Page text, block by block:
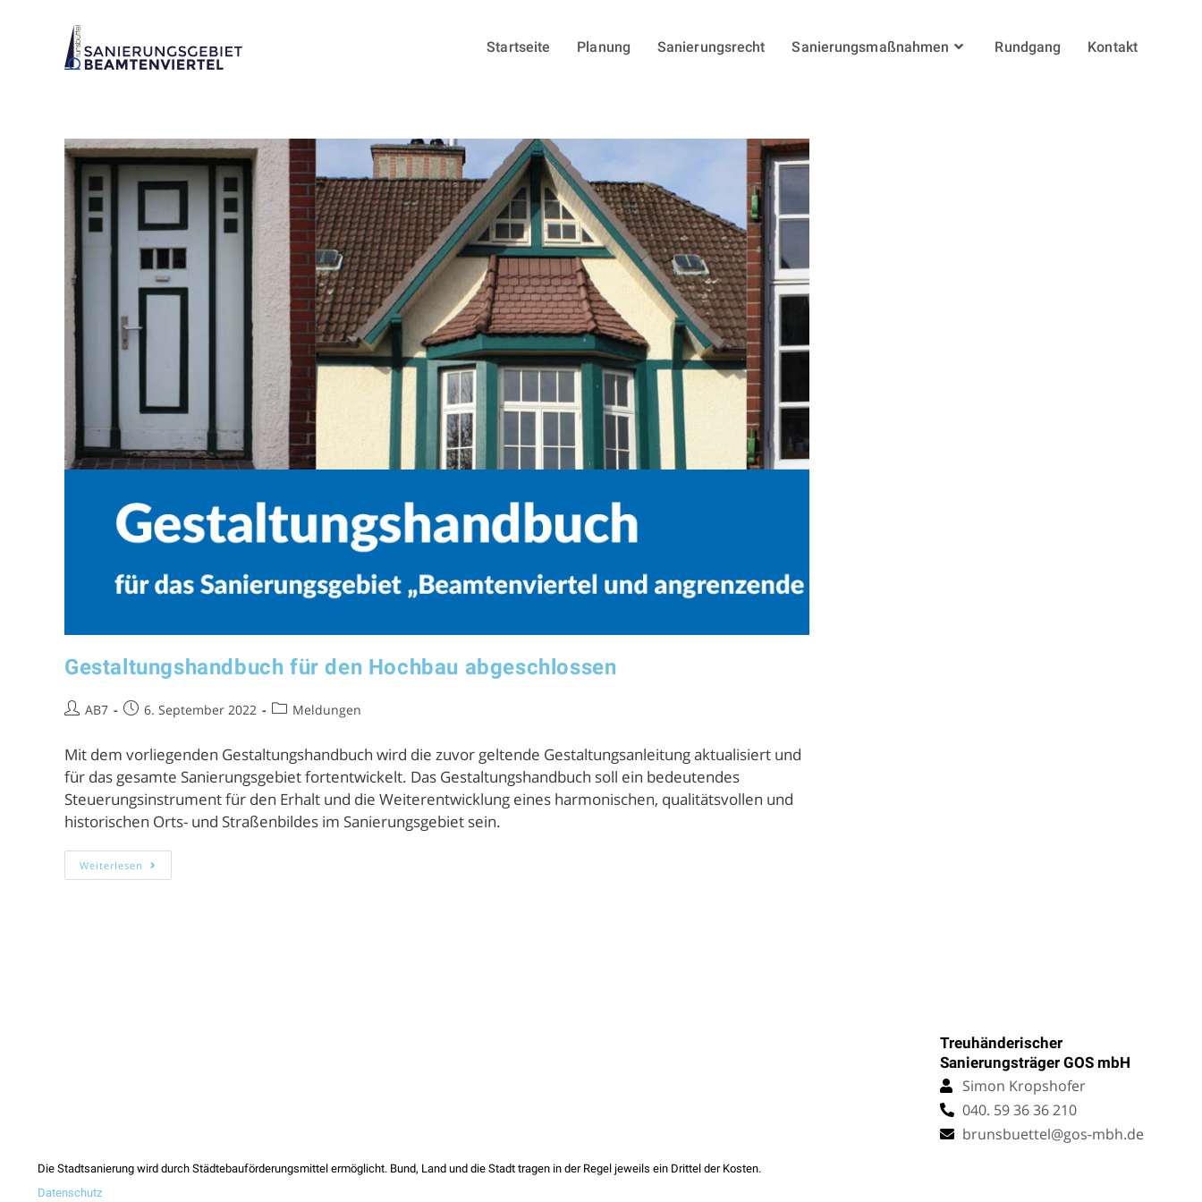
Startseite Planung Sanierungsrecht Sanierungsmaßnahmen Rundgang Kontakt
Gestaltungshandbuch für den Hochbau abgeschlossen
AB7 6. September 2022 Meldungen
Mit dem vorliegenden Gestaltungshandbuch wird die zuvor geltende Gestaltungsanleitung aktualisiert und
für das gesamte Sanierungsgebiet fortentwickelt. Das Gestaltungshandbuch soll ein bedeutendes
Steuerungsinstrument für den Erhalt und die Weiterentwicklung eines harmonischen, qualitätsvollen und
historischen Orts- und Straßenbildes im Sanierungsgebiet sein.
Weiterlesen
Treuhänderischer
Sanierungsträger GOS mbH
Simon Kropshofer
040. 59 36 36 210
brunsbuettel@gos-mbh.de
Die Stadtsanierung wird durch Städtebauförderungsmittel ermöglicht. Bund, Land und die Stadt tragen in der Regel jeweils ein Drittel der Kosten.
Datenschutz